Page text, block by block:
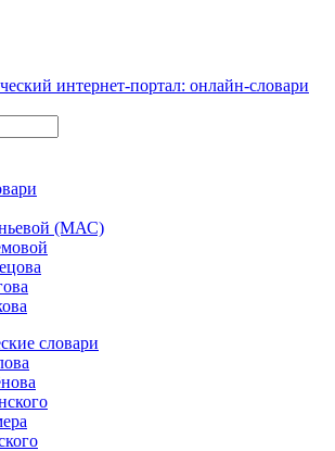
интернет-портал: онлайн-словари
(МАС)
словари